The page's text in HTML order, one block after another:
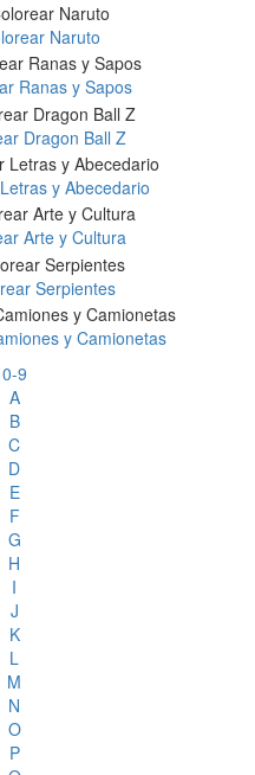
Naruto
Ranas y Sapos
Dragon Ball Z
y Abecedario
Arte y Cultura
Serpientes
y Camionetas
0-9
A
B
C
D
E
F
G
H
I
J
K
L
M
N
O
P